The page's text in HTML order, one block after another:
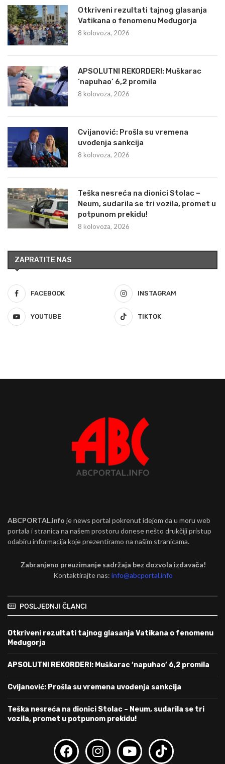
Otkriveni rezultati tajnog glasanja
Vatikana o fenomenu Međugorja
8 kolovoza, 2026
APSOLUTNI REKORDERI: Muškarac
‘napuhao’ 6,2 promila
8 kolovoza, 2026
Cvijanović: Prošla su vremena
uvođenja sankcija
8 kolovoza, 2026
Teška nesreća na dionici Stolac –
Neum, sudarila se tri vozila, promet u
potpunom prekidu!
8 kolovoza, 2026
ZAPRATITE NAS
FACEBOOK INSTAGRAM
YOUTUBE TIKTOK
ABCPORTAL.info je news portal pokrenut idejom da u moru web
portala i stranica na našem prostoru donese nešto drukčiji pristup
odabiru informacija koje prezentiramo na našim stranicama.
Zabranjeno preuzimanje sadržaja bez dozvola izdavača!
Kontaktirajte nas:info@abcportal.info
POSLJEDNJI ČLANCI
Otkriveni rezultati tajnog glasanja Vatikana o fenomenu
Međugorja
APSOLUTNI REKORDERI: Muškarac ‘napuhao’ 6,2 promila
Cvijanović: Prošla su vremena uvođenja sankcija
Teška nesreća na dionici Stolac – Neum, sudarila se tri
vozila, promet u potpunom prekidu!